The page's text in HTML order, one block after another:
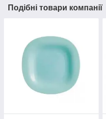
Подібні товари компанії